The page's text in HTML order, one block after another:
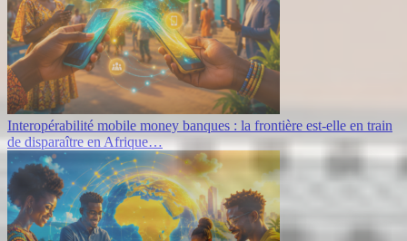
Interopérabilité mobile money banques : la frontière est-elle en train
de disparaître en Afrique…